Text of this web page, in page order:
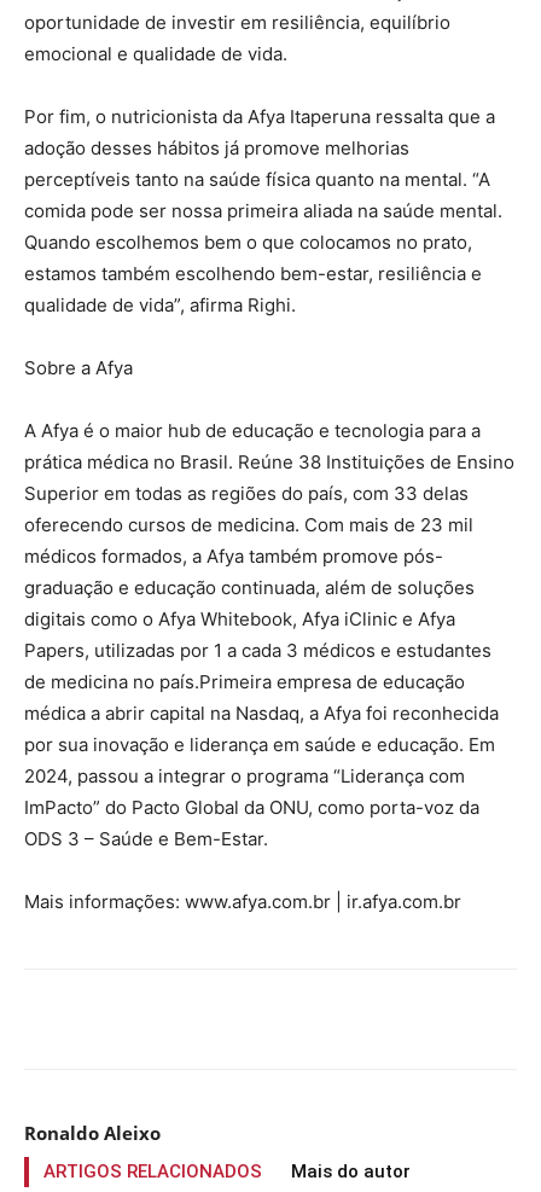
oportunidade de investir em resiliência, equilíbrio
emocional e qualidade de vida.
Por fim, o nutricionista da Afya Itaperuna ressalta que a
adoção desses hábitos já promove melhorias
perceptíveis tanto na saúde física quanto na mental. “A
comida pode ser nossa primeira aliada na saúde mental.
Quando escolhemos bem o que colocamos no prato,
estamos também escolhendo bem-estar, resiliência e
qualidade de vida”, afirma Righi.
Sobre a Afya
A Afya é o maior hub de educação e tecnologia para a
prática médica no Brasil. Reúne 38 Instituições de Ensino
Superior em todas as regiões do país, com 33 delas
oferecendo cursos de medicina. Com mais de 23 mil
médicos formados, a Afya também promove pós-
graduação e educação continuada, além de soluções
digitais como o Afya Whitebook, Afya iClinic e Afya
Papers, utilizadas por 1 a cada 3 médicos e estudantes
de medicina no país.Primeira empresa de educação
médica a abrir capital na Nasdaq, a Afya foi reconhecida
por sua inovação e liderança em saúde e educação. Em
2024, passou a integrar o programa “Liderança com
ImPacto” do Pacto Global da ONU, como porta-voz da
ODS 3 – Saúde e Bem-Estar.
Mais informações: www.afya.com.br | ir.afya.com.br
Ronaldo Aleixo
ARTIGOS RELACIONADOS Mais do autor